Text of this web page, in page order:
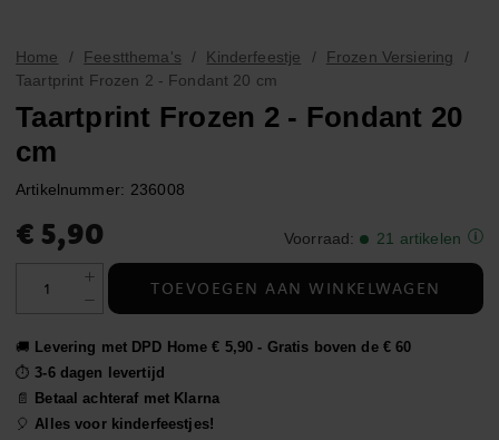
Home Feestthema's Kinderfeestje
Frozen Versiering
Taartprint Frozen 2 - Fondant 20 cm
Taartprint Frozen 2 - Fondant 20
cm
Artikelnummer: 236008
Prijs: € 5,90
€ 5,90 Voorraad: 21 artikelen
TOEVOEGEN AAN WINKELWAGEN
🚚 Levering met DPD Home € 5,90 - Gratis boven de € 60
⏱️3-6 dagen levertijd
📄
Betaal achteraf met Klarna
🎈 Alles voor kinderfeestjes!